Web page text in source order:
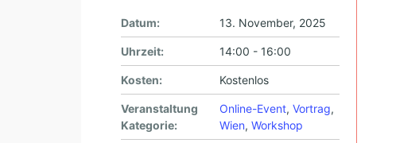
Datum: 13. November, 2025
Uhrzeit: 14:00 - 16:00
Kosten: Kostenlos
Veranstaltung
Kategorie:
Online-Event, Vortrag,
Wien, Workshop